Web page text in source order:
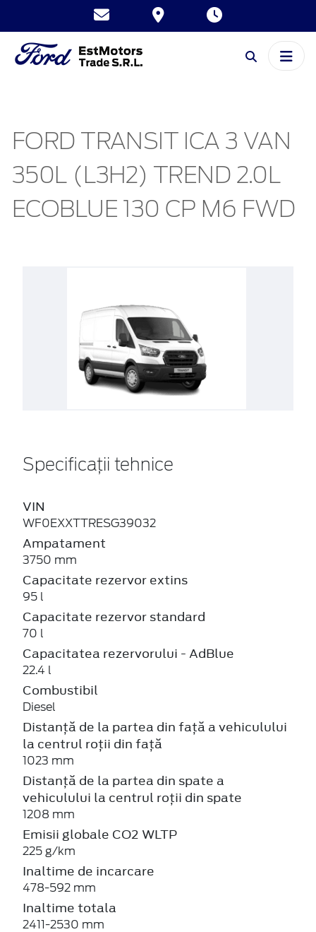
FORD TRANSIT ICA 3 VAN
350L (L3H2) TREND 2.0L
ECOBLUE 130 CP M6 FWD
Specificații tehnice
VIN
WF0EXXTTRESG39032
Ampatament
3750 mm
Capacitate rezervor extins
95 l
Capacitate rezervor standard
70 l
Capacitatea rezervorului - AdBlue
22.4 l
Combustibil
Diesel
Distanță de la partea din față a vehiculului
la centrul roții din față
1023 mm
Distanță de la partea din spate a
vehiculului la centrul roții din spate
1208 mm
Emisii globale CO2 WLTP
225 g/km
Inaltime de incarcare
478-592 mm
Inaltime totala
2411-2530 mm